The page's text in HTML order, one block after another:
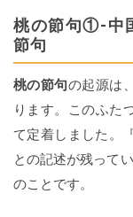
桃の節句①‐中
節句
桃の節句の起源は
ります。このふた
て定着しました。
との記述が残って
のことです。